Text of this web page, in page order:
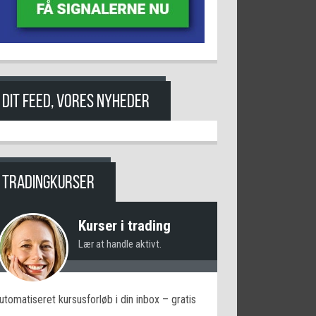
DIT FEED, VORES NYHEDER
TRADINGKURSER
Kurser i trading
Lær at handle aktivt.
kursusforløb i din inbox – gratis